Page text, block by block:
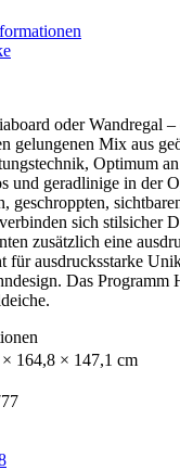
oder Wandregal
gelungenen Mix aus
Optimum
und geradlinige in der
geschroppten,
sich stilsicher
zusätzlich eine
für ausdrucksstarke
Das Programm
164,8 × 147,1 cm